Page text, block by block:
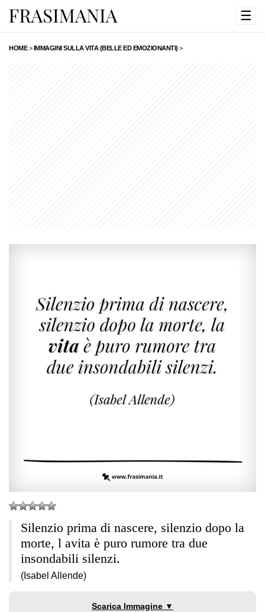
☰
HOME>IMMAGINI SULLA VITA (BELLE ED EMOZIONANTI) >
Silenzio prima di nascere, silenzio dopo la
morte, l avita è puro rumore tra due
insondabili silenzi.
(Isabel Allende)
Scarica Immagine ▼